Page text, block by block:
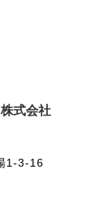
式会社
1-3-16